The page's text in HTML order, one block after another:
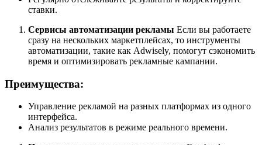
ставки.
Сервисы автоматизации рекламы Если вы работаете
сразу на нескольких маркетплейсах, то инструменты
автоматизации, такие как Adwisely, помогут сэкономить
время и оптимизировать рекламные кампании.
Преимущества:
Управление рекламой на разных платформах из одного
интерфейса.
Анализ результатов в режиме реального времени.